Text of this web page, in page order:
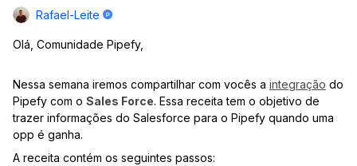
Rafael-Leite
Olá, Comunidade Pipefy,
Nessa semana iremos compartilhar com vocês a integração do
Pipefy com o Sales Force. Essa receita tem o objetivo de
trazer informações do Salesforce para o Pipefy quando uma
opp é ganha.
A receita contém os seguintes passos: